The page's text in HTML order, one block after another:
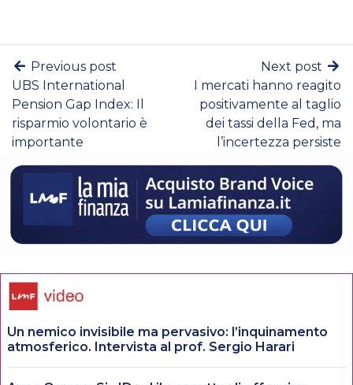
Previous post
UBS International
Pension Gap Index: Il
risparmio volontario è
importante
Next post
I mercati hanno reagito
positivamente al taglio
dei tassi della Fed, ma
l’incertezza persiste
Un nemico invisibile ma pervasivo: l’inquinamento
atmosferico. Intervista al prof. Sergio Harari